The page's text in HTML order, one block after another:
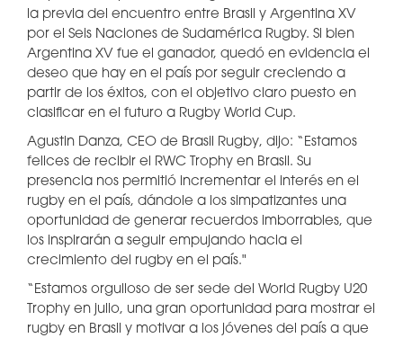
la previa del encuentro entre Brasil y Argentina XV
por el Seis Naciones de Sudamérica Rugby. Si bien
Argentina XV fue el ganador, quedó en evidencia el
deseo que hay en el país por seguir creciendo a
partir de los éxitos, con el objetivo claro puesto en
clasificar en el futuro a Rugby World Cup.
Agustin Danza, CEO de Brasil Rugby, dijo: “Estamos
felices de recibir el RWC Trophy en Brasil. Su
presencia nos permitió incrementar el interés en el
rugby en el país, dándole a los simpatizantes una
oportunidad de generar recuerdos imborrables, que
los inspirarán a seguir empujando hacia el
crecimiento del rugby en el país."
“Estamos orgulloso de ser sede del World Rugby U20
Trophy en julio, una gran oportunidad para mostrar el
rugby en Brasil y motivar a los jóvenes del país a que